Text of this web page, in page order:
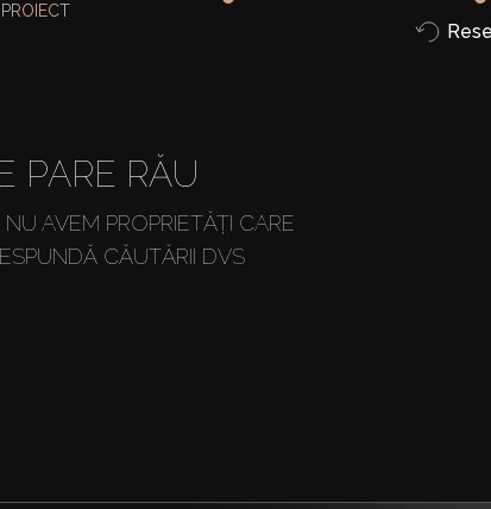
PARE RĂU
AVEM PROPRIETĂȚI CARE
CĂUTĂRII DVS